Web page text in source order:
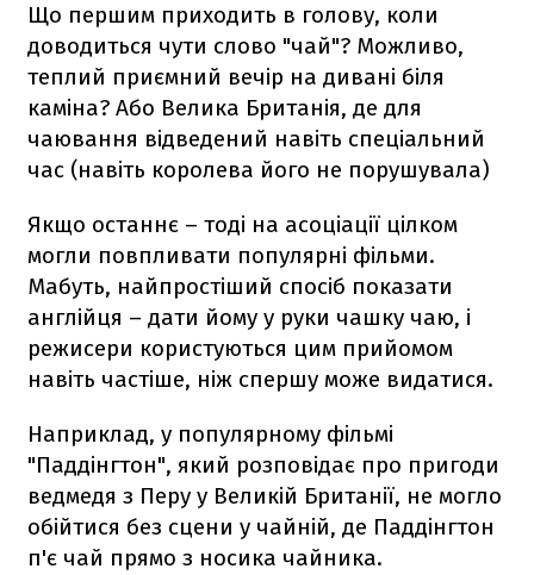
Що першим приходить в голову, коли
доводиться чути слово "чай"? Можливо,
теплий приємний вечір на дивані біля
каміна? Або Велика Британія, де для
чаювання відведений навіть спеціальний
час (навіть королева його не порушувала)
Якщо останнє – тоді на асоціації цілком
могли повпливати популярні фільми.
Мабуть, найпростіший спосіб показати
англійця – дати йому у руки чашку чаю, і
режисери користуються цим прийомом
навіть частіше, ніж спершу може видатися.
Наприклад, у популярному фільмі
"Паддінгтон", який розповідає про пригоди
ведмедя з Перу у Великій Британії, не могло
обійтися без сцени у чайній, де Паддінгтон
п'є чай прямо з носика чайника.